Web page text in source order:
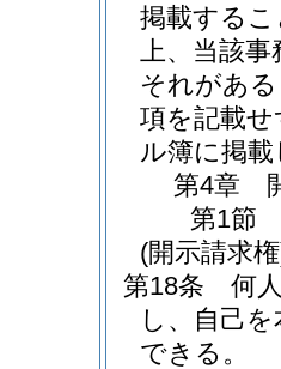
掲載する
上、当該
それがあ
項を記載
ル簿に掲
第4章
第1節
(開示請求
第18条
何
し、自己
できる。